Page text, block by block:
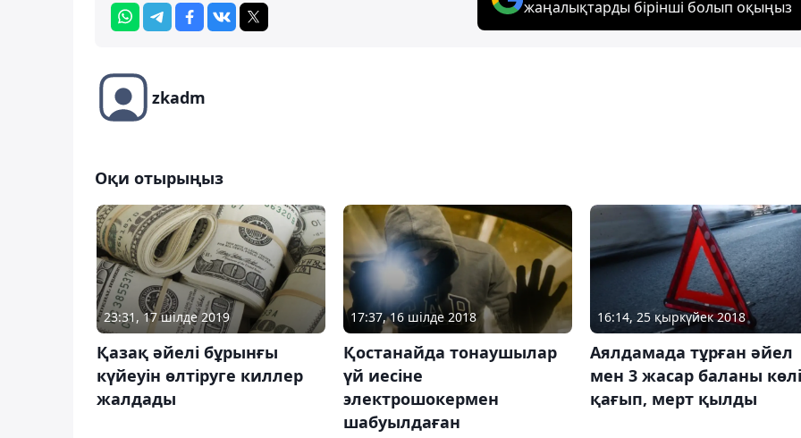
жаңалықтарды бірінші болып оқыңыз
zkadm
Оқи отырыңыз
23:31, 17 шілде 2019
Қазақ әйелі бұрынғы
күйеуін өлтіруге киллер
жалдады
17:37, 16 шілде 2018
Қостанайда тонаушылар
үй иесіне
электрошокермен
шабуылдаған
16:14, 25 қыркүйек 2018
Аялдамада тұрған әйел
мен 3 жасар баланы
қағып, мерт қылды